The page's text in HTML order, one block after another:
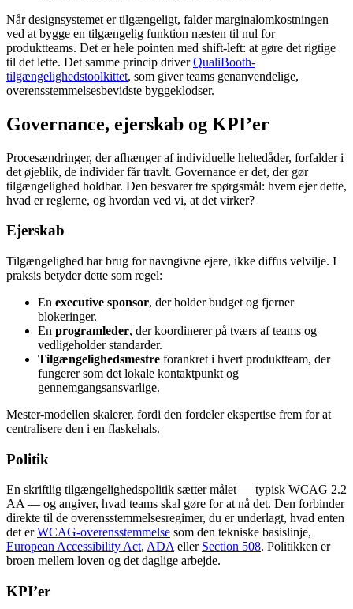
Når designsystemet er tilgængeligt, falder marginalomkostningen
ved at bygge en tilgængelig funktion næsten til nul for
produktteams. Det er hele pointen med shift-left: at gøre det rigtige
til det lette. Det samme princip driverQualiBooth-
tilgængelighedstoolkittet, som giver teams genanvendelige,
overensstemmelsesbevidste byggeklodser.
Governance, ejerskab og KPI’er
Procesændringer, der afhænger af individuelle heltedåder, forfalder i
det øjeblik, de individer får travlt. Governance er det, der gør
tilgængelighed holdbar. Den besvarer tre spørgsmål: hvem ejer dette,
hvad er reglerne, og hvordan ved vi, at det virker?
Ejerskab
Tilgængelighed har brug for navngivne ejere, ikke diffus velvilje. I
praksis betyder dette som regel:
En executive sponsor, der holder budget og fjerner
blokeringer.
En programleder, der koordinerer på tværs af teams og
vedligeholder standarder.
Tilgængelighedsmestre forankret i hvert produktteam, der
fungerer som det lokale kontaktpunkt og
gennemgangsansvarlige.
Mester-modellen skalerer, fordi den fordeler ekspertise frem for at
centralisere den i en flaskehals.
Politik
En skriftlig tilgængelighedspolitik sætter målet — typisk WCAG 2.2
AA — og angiver, hvad teams skal gøre for at nå det. Den forbinder
direkte til de overensstemmelsesregimer, du er underlagt, hvad enten
det erWCAG-overensstemmelse som den tekniske basislinje,
European Accessibility Act, ADA eller Section 508. Politikken er
broen mellem loven og det daglige arbejde.
KPI’er